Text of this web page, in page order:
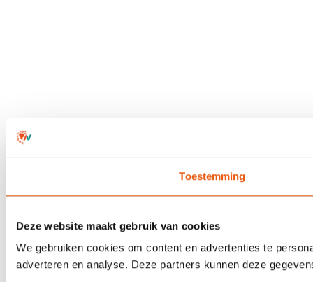
Toestemming
Deze website maakt gebruik van cookies
We gebruiken cookies om content en advertenties te
adverteren en analyse. Deze partners kunnen deze